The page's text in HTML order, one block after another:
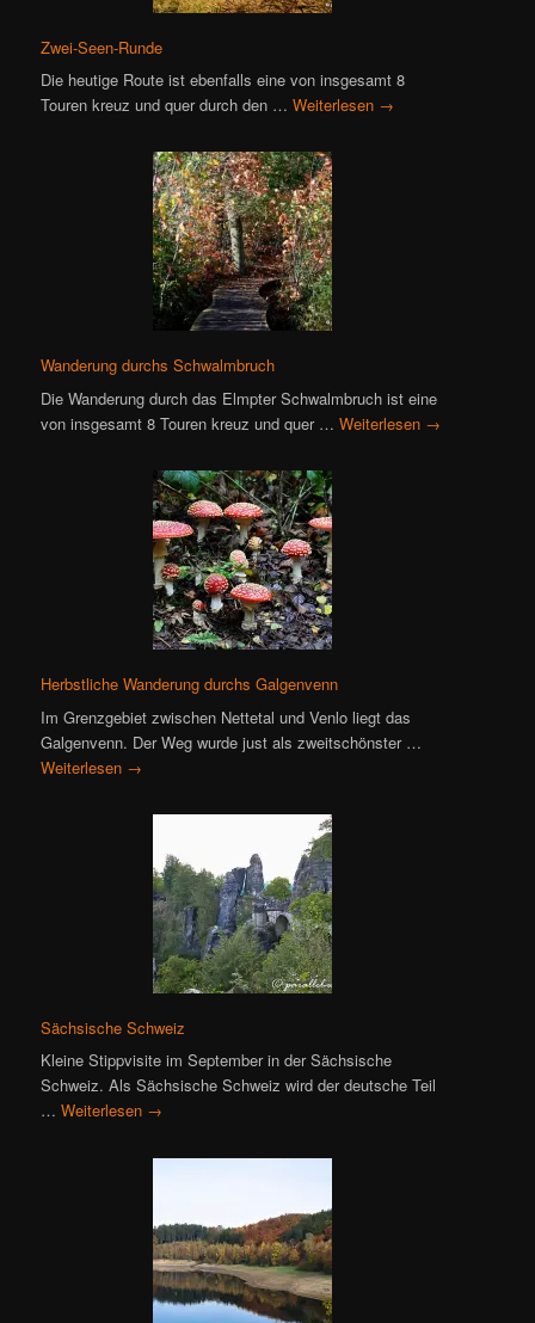
Zwei-Seen-Runde
Die heutige Route ist ebenfalls eine von insgesamt 8
Touren kreuz und quer durch den …Weiterlesen →
Wanderung durchs Schwalmbruch
Die Wanderung durch das Elmpter Schwalmbruch ist eine
von insgesamt 8 Touren kreuz und quer …Weiterlesen →
Herbstliche Wanderung durchs Galgenvenn
Im Grenzgebiet zwischen Nettetal und Venlo liegt das
Galgenvenn. Der Weg wurde just als zweitschönster …
Weiterlesen →
Sächsische Schweiz
Kleine Stippvisite im September in der Sächsische
Schweiz. Als Sächsische Schweiz wird der deutsche Teil
…Weiterlesen →